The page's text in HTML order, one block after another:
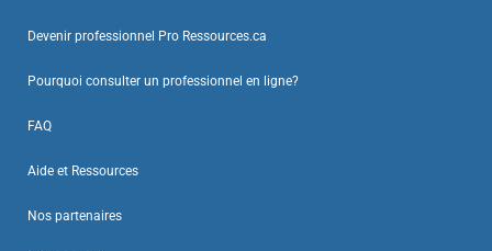
Devenir professionnel Pro Ressources.ca
Pourquoi consulter un professionnel en ligne?
FAQ
Aide et Ressources
Nos partenaires